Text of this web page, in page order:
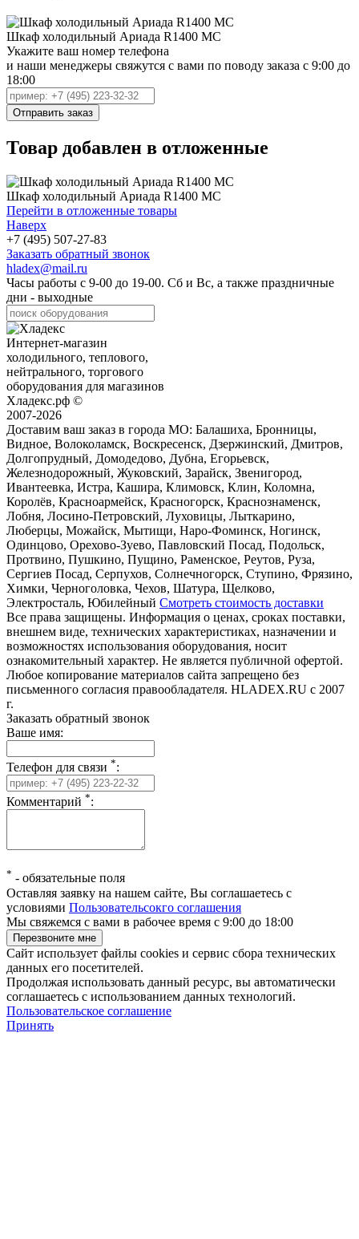
Шкаф холодильный Ариада R1400 MC
Укажите ваш номер телефона
и наши менеджеры свяжутся с вами по поводу заказа с 9:00 до
18:00
Товар добавлен в отложенные
Шкаф холодильный Ариада R1400 MC
Перейти в отложенные товары
Наверх
+7 (495) 507-27-83
Заказать обратный звонок
hladex@mail.ru
Часы работы с 9-00 до 19-00. Сб и Вс, а также праздничные
дни - выходные
Интернет-магазин
холодильного, теплового,
нейтрального, торгового
оборудования для магазинов
Хладекс.рф ©
2007-2026
Доставим ваш заказ в города МО: Балашиха, Бронницы,
Видное, Волоколамск, Воскресенск, Дзержинский, Дмитров,
Долгопрудный, Домодедово, Дубна, Егорьевск,
Железнодорожный, Жуковский, Зарайск, Звенигород,
Ивантеевка, Истра, Кашира, Климовск, Клин, Коломна,
Королёв, Красноармейск, Красногорск, Краснознаменск,
Лобня, Лосино-Петровский, Луховицы, Лыткарино,
Люберцы, Можайск, Мытищи, Наро-Фоминск, Ногинск,
Одинцово, Орехово-Зуево, Павловский Посад, Подольск,
Протвино, Пушкино, Пущино, Раменское, Реутов, Руза,
Сергиев Посад, Серпухов, Солнечногорск, Ступино, Фрязино,
Химки, Черноголовка, Чехов, Шатура, Щелково,
Электросталь, Юбилейный Смотреть стоимость доставки
Все права защищены. Информация о ценах, сроках поставки,
внешнем виде, технических характеристиках, назначении и
возможностях использования оборудования, носит
ознакомительный характер. Не является публичной офертой.
Любое копирование материалов сайта запрещено без
письменного согласия правообладателя. HLADEX.RU c 2007
г.
Заказать обратный звонок
Ваше имя:
Телефон для связи *:
Комментарий *:
* - обязательные поля
Оставляя заявку на нашем сайте, Вы соглашаетесь с
условиями Пользовательсокго соглашения
Мы свяжемся с вами в рабочее время с 9:00 до 18:00
Сайт использует файлы cookies и сервис сбора технических
данных его посетителей.
Продолжая использовать данный ресурс, вы автоматически
соглашаетесь с использованием данных технологий.
Пользовательское соглашение
Принять